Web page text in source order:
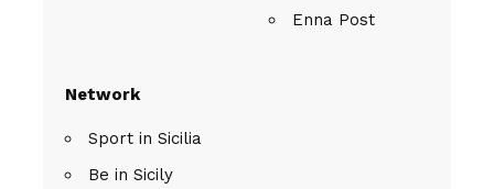
Enna Post
Network
Sport in Sicilia
Be in Sicily